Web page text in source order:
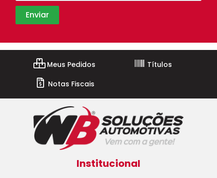
Meus Pedidos
Títulos
Notas Fiscais
Institucional